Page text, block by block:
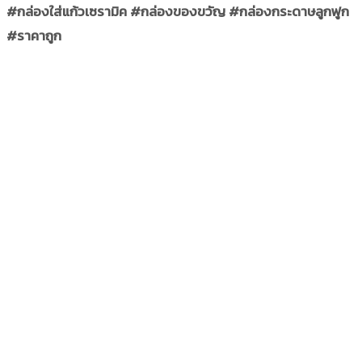
#กล่องใส่แก้วเซรามิค #กล่องของขวัญ #กล่องกระดาษลูกฟูก
#ราคาถูก